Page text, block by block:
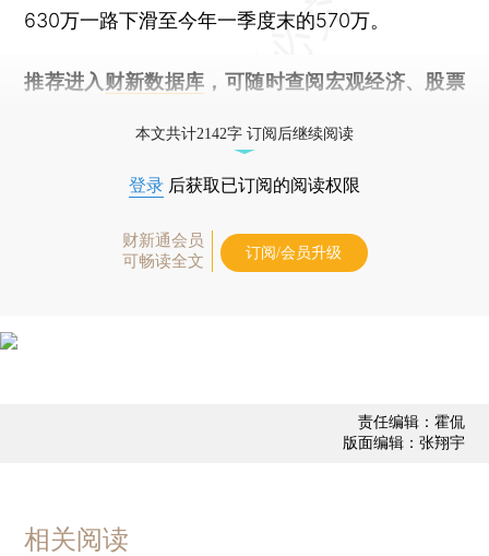
630万一路下滑至今年一季度末的570万。
推荐进入 财新数据库 ，可随时查阅宏观经济、股票
本文共计2142字 订阅后继续阅读
登录 后获取已订阅的阅读权限
财新通会员
可畅读全文
订阅/会员升级
责任编辑：霍侃
版面编辑：张翔宇
相关阅读